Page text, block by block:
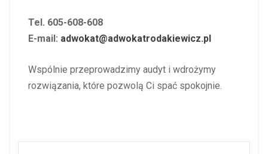
Tel. 605-608-608
E-mail: adwokat@adwokatrodakiewicz.pl
Wspólnie przeprowadzimy audyt i wdrożymy
rozwiązania, które pozwolą Ci spać spokojnie.